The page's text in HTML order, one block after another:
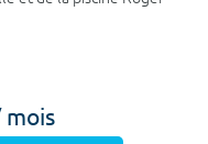
mois